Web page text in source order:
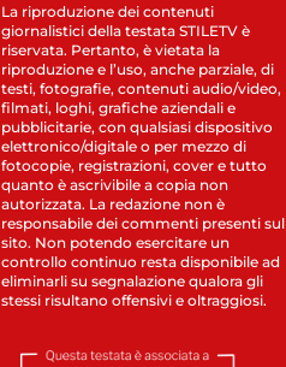
La riproduzione dei contenuti
giornalistici della testata STILETV è
riservata. Pertanto, è vietata la
riproduzione e l’uso, anche parziale, di
testi, fotografie, contenuti audio/video,
filmati, loghi, grafiche aziendali e
pubblicitarie, con qualsiasi dispositivo
elettronico/digitale o per mezzo di
fotocopie, registrazioni, cover e tutto
quanto è ascrivibile a copia non
autorizzata. La redazione non è
responsabile dei commenti presenti sul
sito. Non potendo esercitare un
controllo continuo resta disponibile ad
eliminarli su segnalazione qualora gli
stessi risultano offensivi e oltraggiosi.